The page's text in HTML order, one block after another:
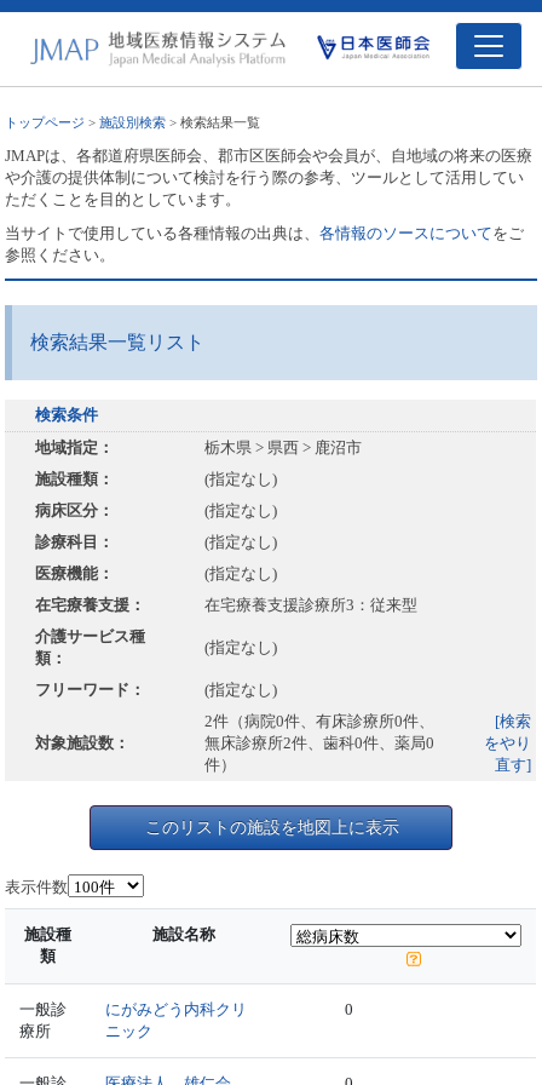
トップページ >施設別検索 > 検索結果一覧
JMAPは、各都道府県医師会、郡市区医師会や会員が、自地域の将来の医療
や介護の提供体制について検討を行う際の参考、ツールとして活用してい
ただくことを目的としています。
当サイトで使用している各種情報の出典は、各情報のソースについてをご
参照ください。
検索結果一覧リスト
検索条件
地域指定：
栃木県 > 県西 > 鹿沼市
施設種類：
(指定なし)
病床区分：
(指定なし)
診療科目：
(指定なし)
医療機能：
(指定なし)
在宅療養支援：
在宅療養支援診療所3：従来型
介護サービス種
類：
(指定なし)
フリーワード： (指定なし)
対象施設数：
2件（病院0件、有床診療所0件、
無床診療所2件、歯科0件、薬局0
件）
[検索
をやり
直す]
このリストの施設を地図上に表示
表示件数
施設種
類
施設名称
一般診
療所
にがみどう内科クリ
ニック
0